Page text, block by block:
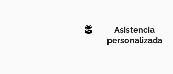
Asistencia
personalizada